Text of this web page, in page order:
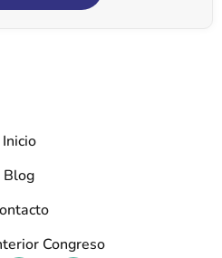
Inicio
Blog
Congreso